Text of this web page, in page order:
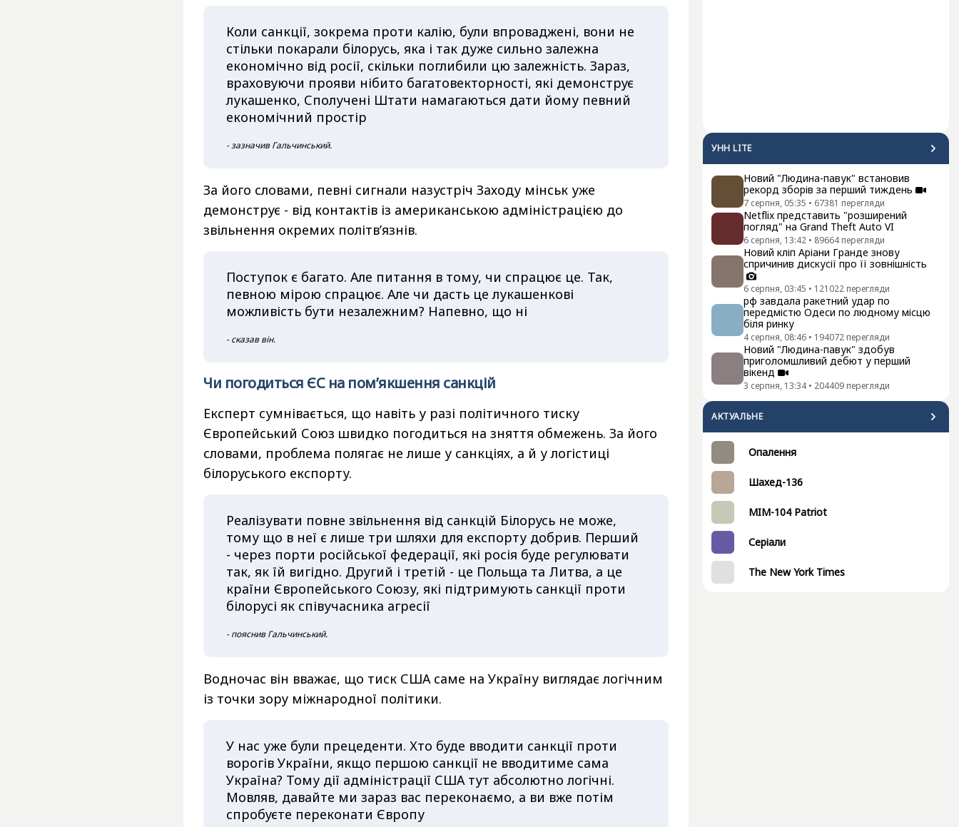
УНН LITE
Новий "Людина-павук" встановив
рекорд зборів за перший тиждень
7 серпня, 05:35 • 67381 перегляди
Netflix представить "розширений
погляд" на Grand Theft Auto VI
6 серпня, 13:42 • 89664 перегляди
Новий кліп Аріани Гранде знову
спричинив дискусії про її зовнішність
6 серпня, 03:45 • 121022 перегляди
рф завдала ракетний удар по
передмістю Одеси по людному місцю
біля ринку
4 серпня, 08:46 • 194072 перегляди
Новий "Людина-павук" здобув
приголомшливий дебют у перший
вікенд
3 серпня, 13:34 • 204409 перегляди
АКТУАЛЬНЕ
Опалення
Шахед-136
MIM-104 Patriot
Серіали
The New York Times
Коли санкції, зокрема проти калію, були впроваджені, вони не
стільки покарали білорусь, яка і так дуже сильно залежна
економічно від росії, скільки поглибили цю залежність. Зараз,
враховуючи прояви нібито багатовекторності, які демонструє
лукашенко, Сполучені Штати намагаються дати йому певний
економічний простір
- зазначив Гальчинський.
За його словами, певні сигнали назустріч Заходу мінськ уже
демонструє - від контактів із американською адміністрацією до
звільнення окремих політв’язнів.
Поступок є багато. Але питання в тому, чи спрацює це. Так,
певною мірою спрацює. Але чи дасть це лукашенкові
можливість бути незалежним? Напевно, що ні
- сказав він.
Чи погодиться ЄС на пом’якшення санкцій
Експерт сумнівається, що навіть у разі політичного тиску
Європейський Союз швидко погодиться на зняття обмежень. За його
словами, проблема полягає не лише у санкціях, а й у логістиці
білоруського експорту.
Реалізувати повне звільнення від санкцій Білорусь не може,
тому що в неї є лише три шляхи для експорту добрив. Перший
- через порти російської федерації, які росія буде регулювати
так, як їй вигідно. Другий і третій - це Польща та Литва, а це
країни Європейського Союзу, які підтримують санкції проти
білорусі як співучасника агресії
- пояснив Гальчинський.
Водночас він вважає, що тиск США саме на Україну виглядає логічним
із точки зору міжнародної політики.
У нас уже були прецеденти. Хто буде вводити санкції проти
ворогів України, якщо першою санкції не вводитиме сама
Україна? Тому дії адміністрації США тут абсолютно логічні.
Мовляв, давайте ми зараз вас переконаємо, а ви вже потім
спробуєте переконати Європу